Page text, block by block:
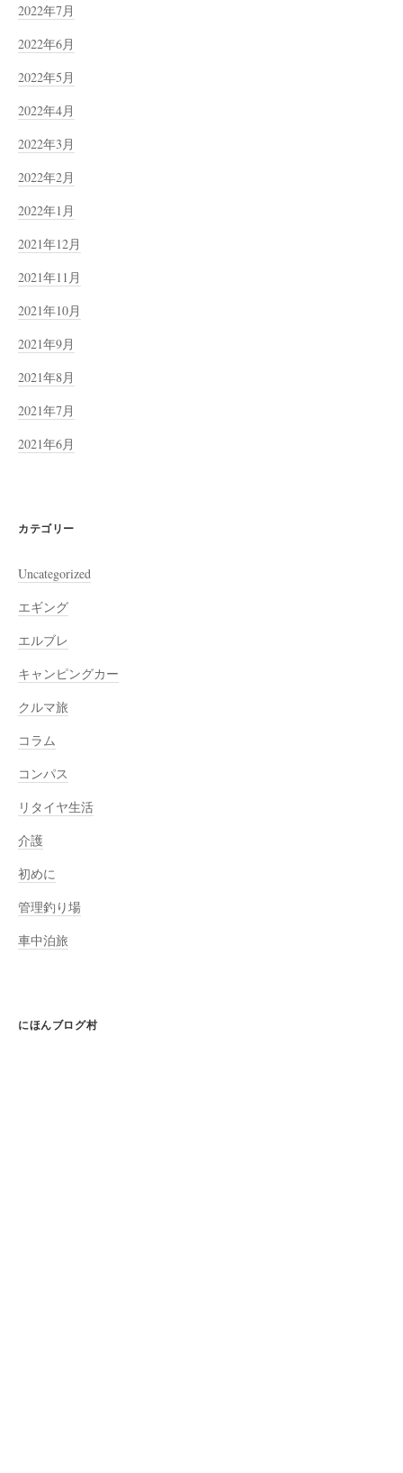
2022年7月
2022年6月
2022年5月
2022年4月
2022年3月
2022年2月
2022年1月
2021年12月
2021年11月
2021年10月
2021年9月
2021年8月
2021年7月
2021年6月
カテゴリー
Uncategorized
エギング
エルブレ
キャンピングカー
クルマ旅
コラム
コンパス
リタイヤ生活
介護
初めに
管理釣り場
車中泊旅
にほんブログ村